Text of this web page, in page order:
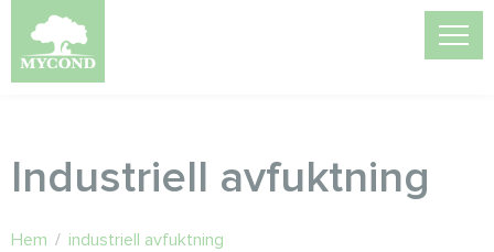
Industriell avfuktning
Hem / industriell avfuktning